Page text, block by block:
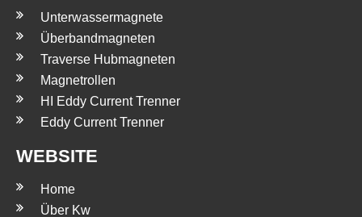
Unterwassermagnete
Überbandmagneten
Traverse Hubmagneten
Magnetrollen
HI Eddy Current Trenner
Eddy Current Trenner
WEBSITE
Home
Über Kw